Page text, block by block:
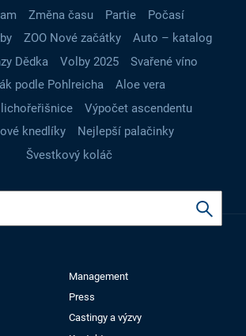
Změna času Partie
Počasí
ZOO Nové začátky
Auto – katalog
Dědka
Volby 2025
Svařené víno
podle Pohlreicha
Aloe vera
Výpočet ascendentu
knedlíky
Nejlepší palačinky
Švestkový koláč
Management
Press
Castingy a výzvy